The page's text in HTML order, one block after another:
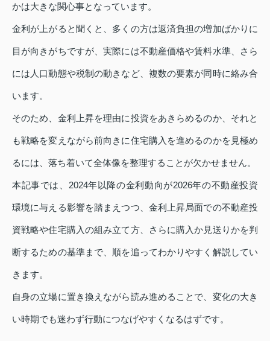
かは大きな関心事となっています。
金利が上がると聞くと、多くの方は返済負担の増加ばかりに
目が向きがちですが、実際には不動産価格や賃料水準、さら
には人口動態や税制の動きなど、複数の要素が同時に絡み合
います。
そのため、金利上昇を理由に投資をあきらめるのか、それと
も戦略を変えながら前向きに住宅購入を進めるのかを見極め
るには、落ち着いて全体像を整理することが欠かせません。
本記事では、2024年以降の金利動向が2026年の不動産投資
環境に与える影響を踏まえつつ、金利上昇局面での不動産投
資戦略や住宅購入の組み立て方、さらに購入か見送りかを判
断するための基準まで、順を追ってわかりやすく解説してい
きます。
自身の立場に置き換えながら読み進めることで、変化の大き
い時期でも迷わず行動につなげやすくなるはずです。